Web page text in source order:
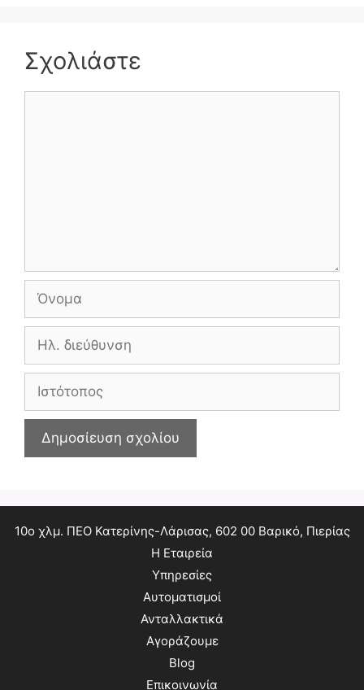
Σχολιάστε
Όνομα
Ηλ.
Ιστότοπος
10ο χλμ. ΠΕΟ Κατερίνης-Λάρισας, 602 00 Βαρικό, Πιερίας
Η Εταιρεία
Υπηρεσίες
Αυτοματισμοί
Ανταλλακτικά
Αγοράζουμε
Blog
Επικοινωνία